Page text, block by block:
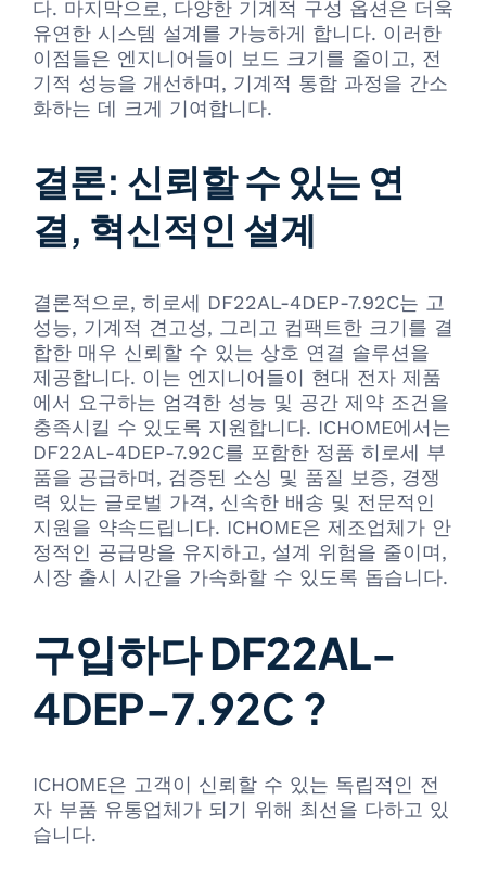
다. 마지막으로, 다양한 기계적 구성 옵션은 더욱
유연한 시스템 설계를 가능하게 합니다. 이러한
이점들은 엔지니어들이 보드 크기를 줄이고, 전
기적 성능을 개선하며, 기계적 통합 과정을 간소
화하는 데 크게 기여합니다.
결론: 신뢰할 수 있는 연
결, 혁신적인 설계
결론적으로, 히로세 DF22AL-4DEP-7.92C는 고
성능, 기계적 견고성, 그리고 컴팩트한 크기를 결
합한 매우 신뢰할 수 있는 상호 연결 솔루션을
제공합니다. 이는 엔지니어들이 현대 전자 제품
에서 요구하는 엄격한 성능 및 공간 제약 조건을
충족시킬 수 있도록 지원합니다. ICHOME에서는
DF22AL-4DEP-7.92C를 포함한 정품 히로세 부
품을 공급하며, 검증된 소싱 및 품질 보증, 경쟁
력 있는 글로벌 가격, 신속한 배송 및 전문적인
지원을 약속드립니다. ICHOME은 제조업체가 안
정적인 공급망을 유지하고, 설계 위험을 줄이며,
시장 출시 시간을 가속화할 수 있도록 돕습니다.
구입하다 DF22AL-
4DEP-7.92C ?
ICHOME은 고객이 신뢰할 수 있는 독립적인 전
자 부품 유통업체가 되기 위해 최선을 다하고 있
습니다.